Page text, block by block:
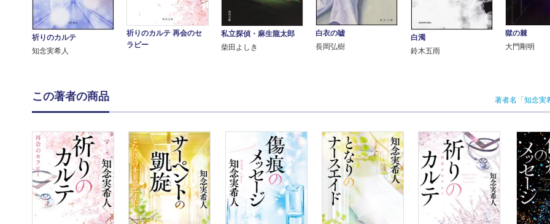
祈りのカルテ
知念実希人
祈りのカルテ 再会のセ
ラピー
私立探偵・麻生龍太郎
柴田よしき
白衣の嘘
長岡弘樹
白濁
鈴木五雨
獄の棘
大門剛明
この著者の商品 著者名「知念実